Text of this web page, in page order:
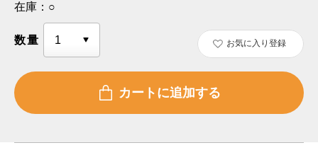
在庫： ○
数量 お気に入り登録